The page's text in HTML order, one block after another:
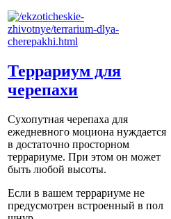
Террариум для
черепахи
Сухопутная черепаха для
ежедневного моциона нуждается
в достаточно просторном
террариуме. При этом он может
быть любой высоты.
Если в вашем террариуме не
предусмотрен встроенный в пол